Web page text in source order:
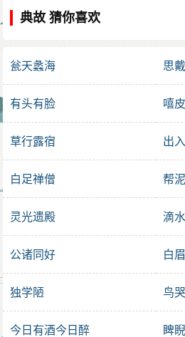
典故 猜你喜欢
瓮天蠡海 思戴
有头有脸 嘻
草行露宿 出
白足禅僧 帮泥
灵光遗殿 滴
公诸同好 白眉
独学陋 鸟
今日有酒今日醉 睥